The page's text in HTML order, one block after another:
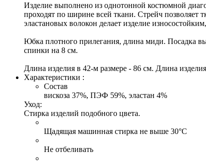
Изделие выполнено из однотонной костюмной
проходят по ширине всей ткани. Стрейч позволяет
эластановых волокон делает изделие
Юбка плотного прилегания, длина миди. Посадка
спинки на 8 см.
Длина изделия в 42-м размере - 86 см. Длина
Характеристики :
Состав
вискоза 37%, ПЭФ 59%, эластан 4%
Уход:
Стирка изделий подобного цвета.
Щадящая машинная стирка не выше 30°С
Не отбеливать